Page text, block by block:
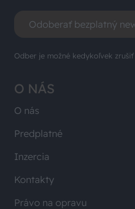
O NÁS
O nás
Predplatné
Inzercia
Kontakty
Právo na opravu
Odoberať bezplatný
Odber je možné kedykoľvek